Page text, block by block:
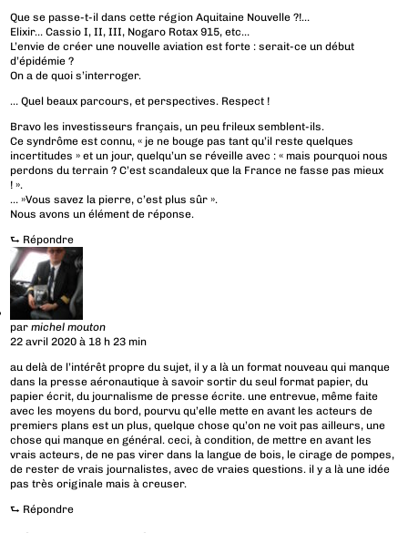
Que se passe-t-il dans cette région Aquitaine Nouvelle ?!…
Elixir… Cassio I, II, III, Nogaro Rotax 915, etc…
L’envie de créer une nouvelle aviation est forte : serait-ce un début
d’épidémie ?
On a de quoi s’interroger.
… Quel beaux parcours, et perspectives. Respect !
Bravo les investisseurs français, un peu frileux semblent-ils.
Ce syndrôme est connu, « je ne bouge pas tant qu’il reste quelques
incertitudes » et un jour, quelqu’un se réveille avec : « mais pourquoi nous
perdons du terrain ? C’est scandaleux que la France ne fasse pas mieux
! ».
… »Vous savez la pierre, c’est plus sûr ».
Nous avons un élément de réponse.
⮑ Répondre
parmichel mouton
22 avril 2020 à 18 h 23 min
au delà de l’intérêt propre du sujet, il y a là un format nouveau qui manque
dans la presse aéronautique à savoir sortir du seul format papier, du
papier écrit, du journalisme de presse écrite. une entrevue, même faite
avec les moyens du bord, pourvu qu’elle mette en avant les acteurs de
premiers plans est un plus, quelque chose qu’on ne voit pas ailleurs, une
chose qui manque en général. ceci, à condition, de mettre en avant les
vrais acteurs, de ne pas virer dans la langue de bois, le cirage de pompes,
de rester de vrais journalistes, avec de vraies questions. il y a là une idée
pas très originale mais à creuser.
⮑ Répondre